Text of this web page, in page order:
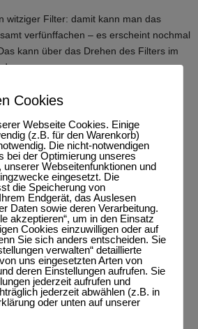
witziger Filter: damit kann man das
verfünffachen – es erscheint nochmal
kann über das Drehen des Filters im
möglich.
Coeff x 3,5 Polarizing (B 160)
meiner analogen SLR benutzt. Ob er
funktionieren würde weiß ich
möglich.
Pastel 2 (A 87)
Cookies
Webseite Cookies. Einige
(z.B. für den Warenkorb)
Die nicht-notwendigen
bei der Optimierung unseres
unserer Webseitenfunktionen und
eingesetzt. Die
die Speicherung von
Endgerät, das Auslesen
Daten sowie deren Verarbeitung.
akzeptieren“, um in den Einsatz
Cookies einzuwilligen oder auf
Sie sich anders entscheiden. Sie
verwalten“ detaillierte
uns eingesetzten Arten von
deren Einstellungen aufrufen. Sie
jederzeit aufrufen und
jederzeit abwählen (z.B. in
oder unten auf unserer